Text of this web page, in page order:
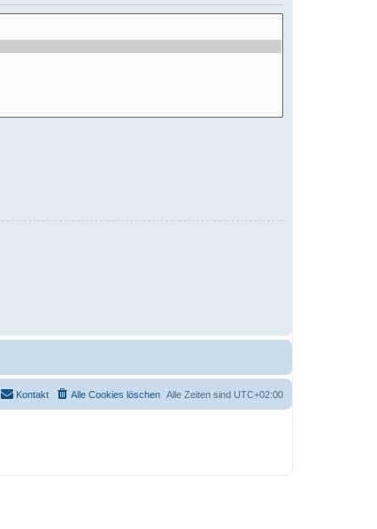
Alle Zeiten sind UTC+02:00
Alle Cookies löschen
Kontakt